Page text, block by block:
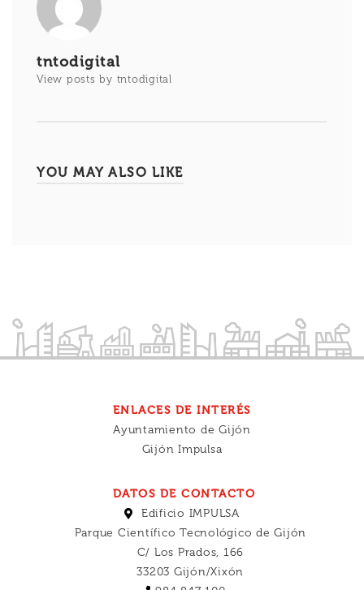
tntodigital
View posts by tntodigital
YOU MAY ALSO LIKE
ENLACES DE INTERÉS
Ayuntamiento de Gijón
Gijón Impulsa
DATOS DE CONTACTO
Edificio IMPULSA
Parque Científico Tecnológico de Gijón
C/ Los Prados, 166
33203 Gijón/Xixón